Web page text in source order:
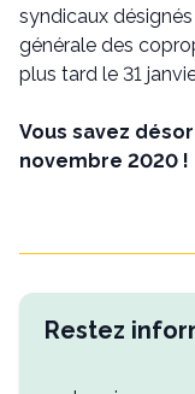
syndicaux
générale des
plus tard le 31
Vous savez
novembre 2020 !
Restez